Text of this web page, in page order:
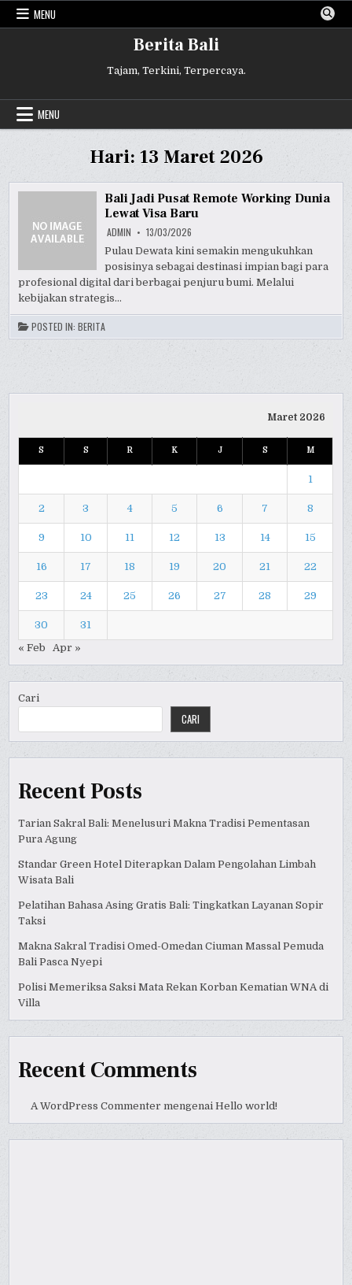
Skip
MENU
Berita Bali
Tajam, Terkini, Terpercaya.
MENU
Hari: 13 Maret 2026
Bali Jadi Pusat Remote Working Dunia
Lewat Visa Baru
ADMIN 13/03/2026
Pulau Dewata kini semakin mengukuhkan
posisinya sebagai destinasi impian bagi para
profesional digital dari berbagai penjuru bumi. Melalui
kebijakan strategis…
POSTED IN:BERITA
Maret 2026
S S R K J S M
1
2 3 4 5 6 7 8
9 10 11 12 13 14 15
16 17 18 19 20 21 22
23 24 25 26 27 28 29
30
31
« Feb
Apr »
Cari
CARI
Recent Posts
Tarian Sakral Bali: Menelusuri Makna Tradisi Pementasan
Pura Agung
Standar Green Hotel Diterapkan Dalam Pengolahan Limbah
Wisata Bali
Pelatihan Bahasa Asing Gratis Bali: Tingkatkan Layanan Sopir
Taksi
Makna Sakral Tradisi Omed-Omedan Ciuman Massal Pemuda
Bali Pasca Nyepi
Polisi Memeriksa Saksi Mata Rekan Korban Kematian WNA di
Villa
Recent Comments
A WordPress Commenter mengenai Hello world!